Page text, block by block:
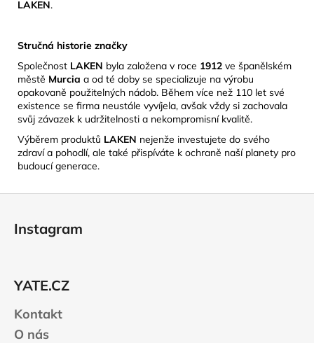
LAKEN.
Stručná historie značky
Společnost LAKEN byla založena v roce 1912 ve španělském
městě Murcia a od té doby se specializuje na výrobu
opakovaně použitelných nádob. Během více než 110 let své
existence se firma neustále vyvíjela, avšak vždy si zachovala
svůj závazek k udržitelnosti a nekompromisní kvalitě.
Výběrem produktů LAKEN nejenže investujete do svého
zdraví a pohodlí, ale také přispíváte k ochraně naší planety pro
budoucí generace.
Instagram
YATE.CZ
Kontakt
O nás